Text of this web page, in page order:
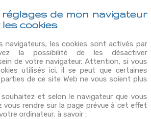
de mon navigateur
cookies
navigateurs, les cookies sont activés par
la possibilité de les désactiver
de votre navigateur. Attention, si vous
utilisés ici, il se peut que certaines
de ce site Web ne vous soient plus
et selon le navigateur que vous
vous rendre sur la page prévue à cet effet
ordinateur, à savoir :